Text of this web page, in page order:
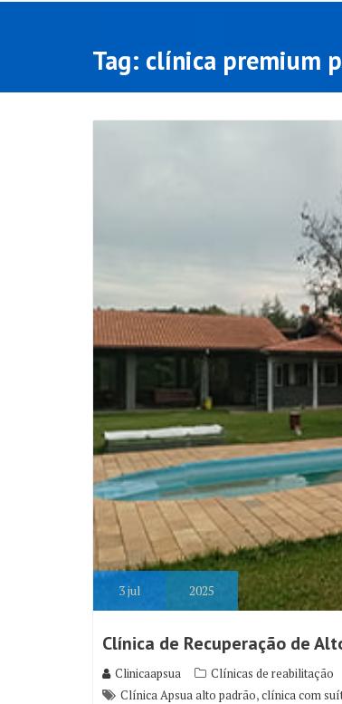
Tag: clínica premium
3jul 2025
Clínica de Recuperação de
Clinicaapsua
Clínicas de reabilitação
Clínica Apsua alto padrão,clínica com